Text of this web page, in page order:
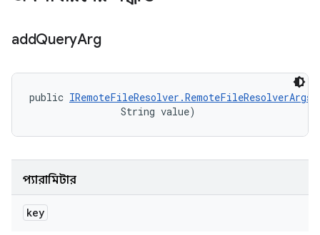
addQueryArg
public IRemoteFileResolver.RemoteFileResolverArgs
                String value)
প্যারামিটার
key